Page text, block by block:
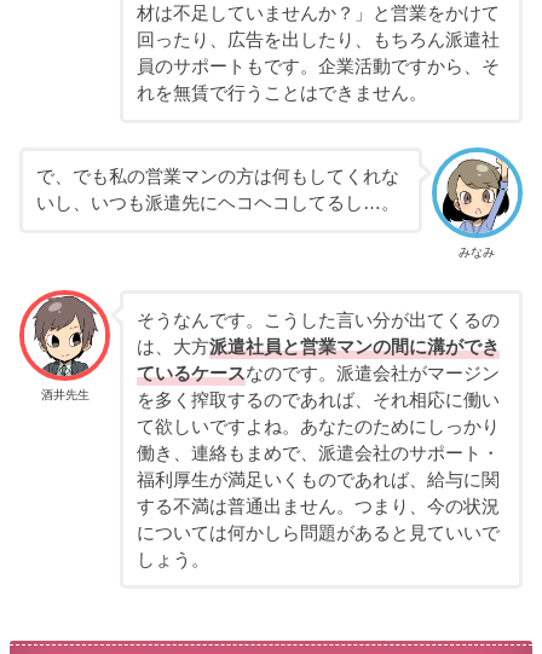
材は不足していませんか？」と営業をかけて
回ったり、広告を出したり、もちろん派遣社
員のサポートもです。企業活動ですから、そ
れを無賃で行うことはできません。
みなみ
で、でも私の営業マンの方は何もしてくれな
いし、いつも派遣先にヘコヘコしてるし…。
酒井先生
そうなんです。こうした言い分が出てくるの
は、大方派遣社員と営業マンの間に溝ができ
ているケースなのです。派遣会社がマージン
を多く搾取するのであれば、それ相応に働い
て欲しいですよね。あなたのためにしっかり
働き、連絡もまめで、派遣会社のサポート・
福利厚生が満足いくものであれば、給与に関
する不満は普通出ません。つまり、今の状況
については何かしら問題があると見ていいで
しょう。